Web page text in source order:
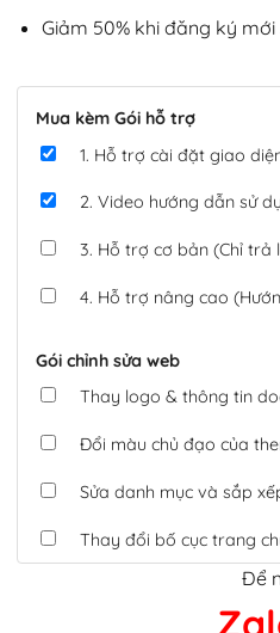
Giảm 50% khi đăng ký
Mua kèm Gói hỗ trợ
1. Hỗ trợ cài đặt giao
2. Video hướng dẫn sử
3. Hỗ trợ cơ bản (Chỉ trả
4. Hỗ trợ nâng cao
Gói chỉnh sửa web
Thay logo & thông tin
Đổi màu chủ đạo của
Sửa danh mục và sắp
Thay đổi bố cục trang
Tích hợp thanh toánĐể